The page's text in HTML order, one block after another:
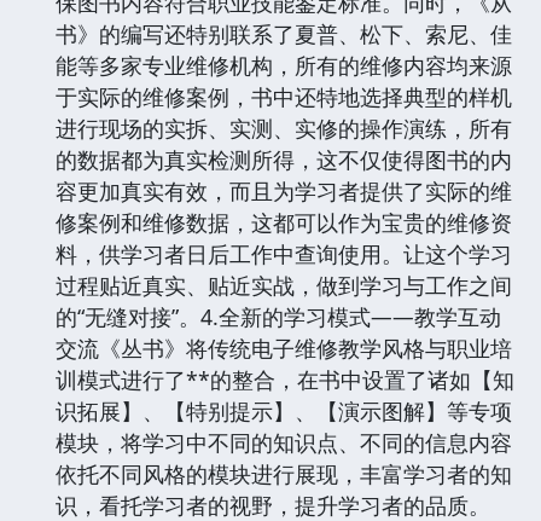
书》的编写还特别联系了夏普、松下、索尼、佳
能等多家专业维修机构，所有的维修内容均来源
于实际的维修案例，书中还特地选择典型的样机
进行现场的实拆、实测、实修的操作演练，所有
的数据都为真实检测所得，这不仅使得图书的内
容更加真实有效，而且为学习者提供了实际的维
修案例和维修数据，这都可以作为宝贵的维修资
料，供学习者日后工作中查询使用。让这个学习
过程贴近真实、贴近实战，做到学习与工作之间
的“无缝对接”。4.全新的学习模式——教学互动
交流《丛书》将传统电子维修教学风格与职业培
训模式进行了**的整合，在书中设置了诸如【知
识拓展】、【特别提示】、【演示图解】等专项
模块，将学习中不同的知识点、不同的信息内容
依托不同风格的模块进行展现，丰富学习者的知
识，看托学习者的视野，提升学习者的品质。